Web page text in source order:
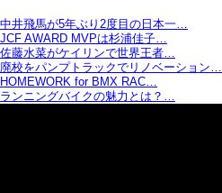
中井飛馬が5年ぶり2度目の日本一…
JCF AWARD MVPは杉浦佳子…
佐藤水菜がケイリンで世界王者…
廃校をパンプトラックでリノベーション…
HOMEWORK for BMX RAC…
ランニングバイクの魅力とは？…